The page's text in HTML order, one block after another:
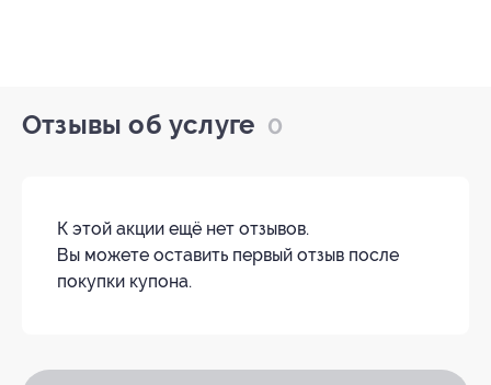
Отзывы об услуге 0
К этой акции ещё нет отзывов.
Вы можете оставить первый отзыв после
покупки купона.